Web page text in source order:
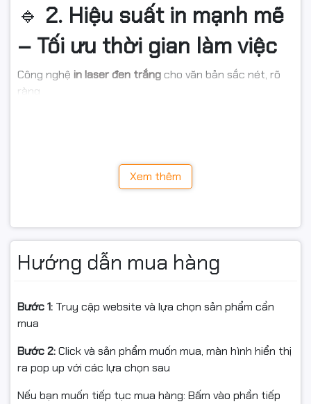
🔹 2. Hiệu suất in mạnh mẽ
– Tối ưu thời gian làm việc
Công nghệ in laser đen trắng cho văn bản sắc nét, rõ
ràng
3. Kết nối WiFi tiện lợi –
In ấn không dây linh hoạt
Máy hỗ trợWiFi, cho phép in trực tiếp từ:
Laptop
Không cần dây cáp rườm rà, phù hợp với mô hình văn
Xem thêm
Hướng dẫn mua hàng
Bước 1: Truy cập website và lựa chọn sản phẩm cần
mua
Bước 2:Click và sản phẩm muốn mua, màn hình hiển thị
ra pop up với các lựa chọn sau
Nếu bạn muốn tiếp tục mua hàng: Bấm vào phần tiếp